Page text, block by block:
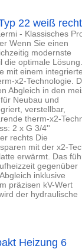
22 weiß
- Klassisches
Wenn Sie einen
modernste
optimale Lösung.
mit einem
x2-Technologie.
Abgleich in den
Neubau und
verstellbar,
therm-x2-
2 x G 3/4''
rechts Die
mit der x2-
erwärmt. Das
gegenüber
inklusive
präzisen kV-Wert
der hydraulische
Heizung 6